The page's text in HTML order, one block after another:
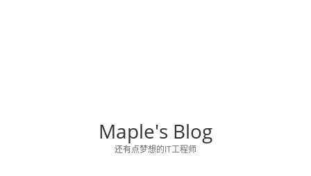
Maple's Blog
还有点梦想的IT工程师